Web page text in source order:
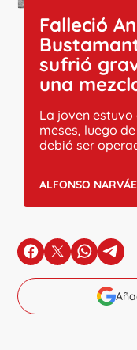
Falleció
sufrió
una
La joven estuvo
meses, luego
debió ser
ALFONSO
en Facebook
en Xen en